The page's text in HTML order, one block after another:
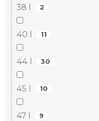
38 l 2
40 l 11
44 l 30
45 l 10
47 l 9